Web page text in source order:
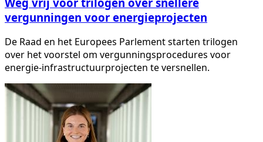
vergunningen voor energieprojecten
De Raad en het Europees Parlement starten trilogen
over het voorstel om vergunningsprocedures voor
energie-infrastructuurprojecten te versnellen.